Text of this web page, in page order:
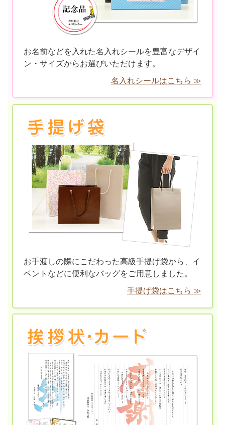
お名前などを入れた名入れシールを豊富なデザイ
ン・サイズからお選びいただけます。
名入れシールはこちら ≫
お手渡しの際にこだわった高級手提げ袋から、イ
ベントなどに便利なバッグをご用意しました。
手提げ袋はこちら ≫